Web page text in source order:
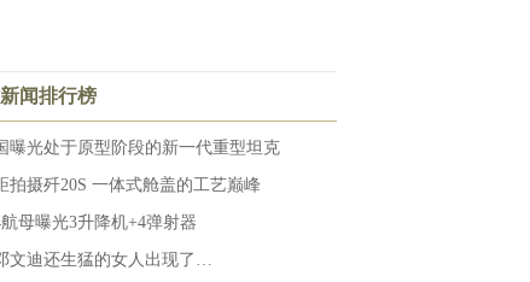
闻排行榜
曝光处于原型阶段的新一代重型坦克
拍摄歼20S 一体式舱盖的工艺巅峰
航母曝光3升降机+4弹射器
文迪还生猛的女人出现了…